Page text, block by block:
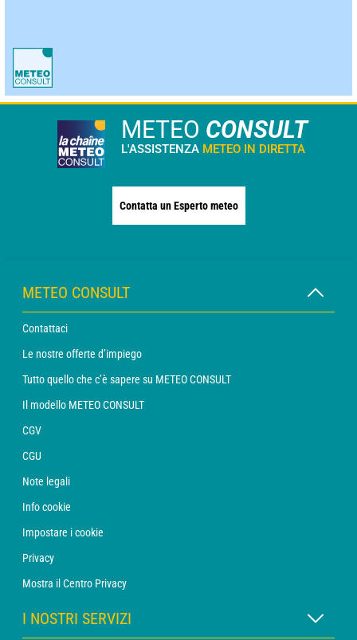
METEO CONSULT
L'ASSISTENZA METEO IN DIRETTA
Contatta un Esperto meteo
METEO CONSULT
Contattaci
Le nostre offerte d’impiego
Tutto quello che c’è sapere su METEO CONSULT
Il modello METEO CONSULT
CGV
CGU
Note legali
Info cookie
Impostare i cookie
Privacy
Mostra il Centro Privacy
I NOSTRI SERVIZI